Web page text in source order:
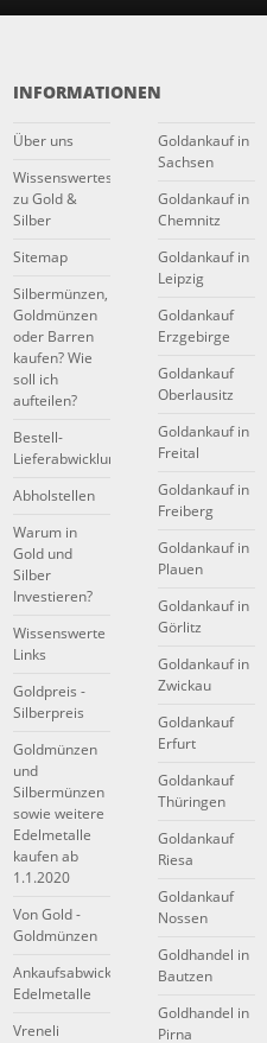
INFORMATIONEN
Über uns
Wissenswertes
zu Gold &
Silber
Sitemap
Silbermünzen,
Goldmünzen
oder Barren
kaufen? Wie
soll ich
aufteilen?
Bestell-
Lieferabwicklung
Abholstellen
Warum in
Gold und
Silber
Investieren?
Wissenswerte
Links
Goldpreis -
Silberpreis
Goldmünzen
und
Silbermünzen
sowie weitere
Edelmetalle
kaufen ab
1.1.2020
Von Gold -
Goldmünzen
Ankaufsabwicklung
Edelmetalle
Vreneli
Goldankauf in
Sachsen
Goldankauf in
Chemnitz
Goldankauf in
Leipzig
Goldankauf
Erzgebirge
Goldankauf
Oberlausitz
Goldankauf in
Freital
Goldankauf in
Freiberg
Goldankauf in
Plauen
Goldankauf in
Görlitz
Goldankauf in
Zwickau
Goldankauf
Erfurt
Goldankauf
Thüringen
Goldankauf
Riesa
Goldankauf
Nossen
Goldhandel in
Bautzen
Goldhandel in
Pirna